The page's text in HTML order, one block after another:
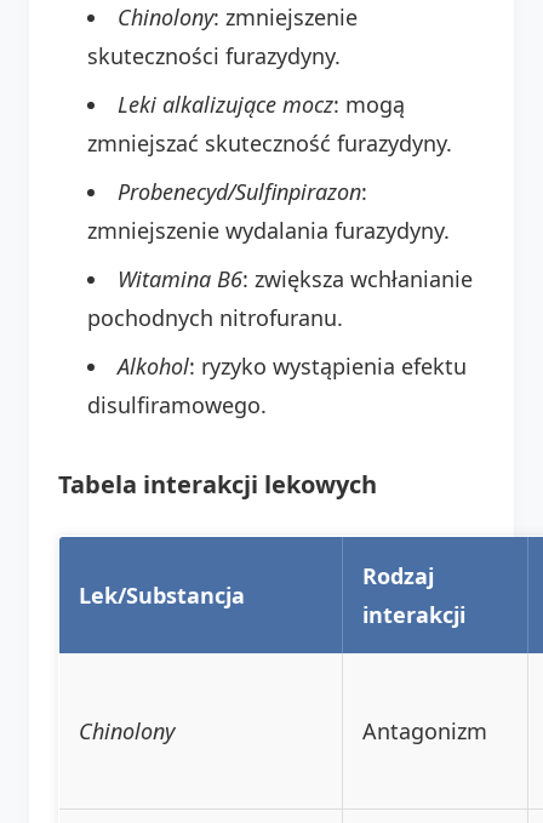
Chinolony: zmniejszenie
skuteczności furazydyny.
Leki alkalizujące mocz: mogą
zmniejszać skuteczność furazydyny.
Probenecyd/Sulfinpirazon:
zmniejszenie wydalania furazydyny.
Witamina B6: zwiększa wchłanianie
pochodnych nitrofuranu.
Alkohol: ryzyko wystąpienia efektu
disulfiramowego.
Tabela interakcji lekowych
Lek/Substancja
Rodzaj
interakcji
Chinolony Antagonizm